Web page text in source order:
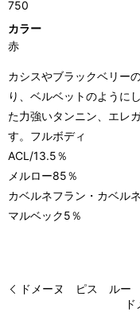
750
カラー
赤
カシスやブラックベリー
り、ベルベットのように
た力強いタンニン、エレ
す。フルボディ
ACL/13.5％
メルロー85％
カベルネフラン・カベル
マルベック5％
ドメーヌ ピス ルー